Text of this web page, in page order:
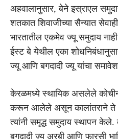
अहवालानुसार, बेने इस्राएल
शतकात शिवाजीच्या सैन्यात
भारतातील एकमेव ज्यू समुदाय
ईस्ट बे येथील एका
ज्यू आणि बगदादी ज्यू यांचा
केरळमध्ये स्थायिक असलेले
करून आलेले असून कालांतराने ते
त्यांनी समृद्ध समुदाय स्थापन केले.
बगदादी ज्यू अरबी आणि फारसी